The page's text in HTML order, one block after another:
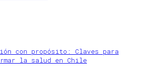
con propósito: Claves para
la salud en Chile